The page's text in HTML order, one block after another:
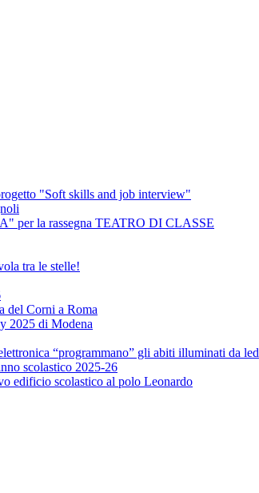
"Soft skills and job interview"
per la rassegna TEATRO DI CLASSE
tra le stelle!
del Corni a Roma
2025 di Modena
“programmano” gli abiti illuminati da led
scolastico 2025-26
edificio scolastico al polo Leonardo